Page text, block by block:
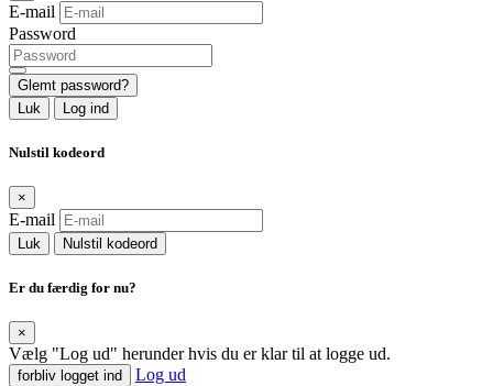
E-mail
Password
Glemt password?
Luk
Log ind
Nulstil kodeord
×
E-mail
Luk Nulstil kodeord
Er du færdig for nu?
×
Vælg "Log ud" herunder hvis du er klar til at logge ud.
forbliv logget ind Log ud